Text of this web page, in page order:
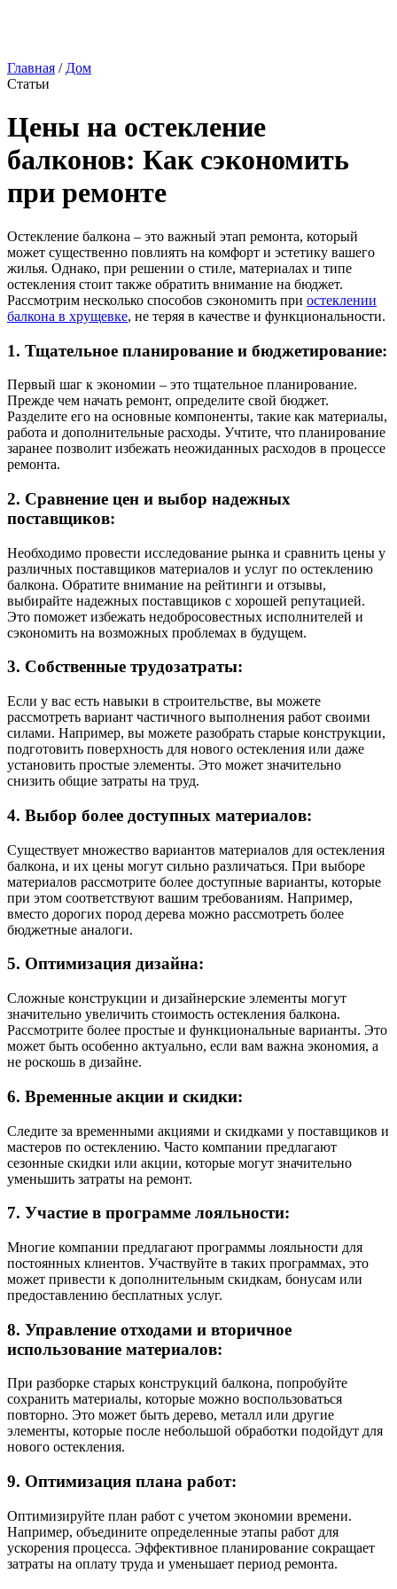
Главная / Дом
Статьи
Цены на остекление
балконов: Как сэкономить
при ремонте
Остекление балкона – это важный этап ремонта, который
может существенно повлиять на комфорт и эстетику вашего
жилья. Однако, при решении о стиле, материалах и типе
остекления стоит также обратить внимание на бюджет.
Рассмотрим несколько способов сэкономить при остеклении
балкона в хрущевке, не теряя в качестве и функциональности.
1. Тщательное планирование и бюджетирование:
Первый шаг к экономии – это тщательное планирование.
Прежде чем начать ремонт, определите свой бюджет.
Разделите его на основные компоненты, такие как материалы,
работа и дополнительные расходы. Учтите, что планирование
заранее позволит избежать неожиданных расходов в процессе
ремонта.
2. Сравнение цен и выбор надежных
поставщиков:
Необходимо провести исследование рынка и сравнить цены у
различных поставщиков материалов и услуг по остеклению
балкона. Обратите внимание на рейтинги и отзывы,
выбирайте надежных поставщиков с хорошей репутацией.
Это поможет избежать недобросовестных исполнителей и
сэкономить на возможных проблемах в будущем.
3. Собственные трудозатраты:
Если у вас есть навыки в строительстве, вы можете
рассмотреть вариант частичного выполнения работ своими
силами. Например, вы можете разобрать старые конструкции,
подготовить поверхность для нового остекления или даже
установить простые элементы. Это может значительно
снизить общие затраты на труд.
4. Выбор более доступных материалов:
Существует множество вариантов материалов для остекления
балкона, и их цены могут сильно различаться. При выборе
материалов рассмотрите более доступные варианты, которые
при этом соответствуют вашим требованиям. Например,
вместо дорогих пород дерева можно рассмотреть более
бюджетные аналоги.
5. Оптимизация дизайна:
Сложные конструкции и дизайнерские элементы могут
значительно увеличить стоимость остекления балкона.
Рассмотрите более простые и функциональные варианты. Это
может быть особенно актуально, если вам важна экономия, а
не роскошь в дизайне.
6. Временные акции и скидки:
Следите за временными акциями и скидками у поставщиков и
мастеров по остеклению. Часто компании предлагают
сезонные скидки или акции, которые могут значительно
уменьшить затраты на ремонт.
7. Участие в программе лояльности:
Многие компании предлагают программы лояльности для
постоянных клиентов. Участвуйте в таких программах, это
может привести к дополнительным скидкам, бонусам или
предоставлению бесплатных услуг.
8. Управление отходами и вторичное
использование материалов:
При разборке старых конструкций балкона, попробуйте
сохранить материалы, которые можно воспользоваться
повторно. Это может быть дерево, металл или другие
элементы, которые после небольшой обработки подойдут для
нового остекления.
9. Оптимизация плана работ:
Оптимизируйте план работ с учетом экономии времени.
Например, объедините определенные этапы работ для
ускорения процесса. Эффективное планирование сокращает
затраты на оплату труда и уменьшает период ремонта.